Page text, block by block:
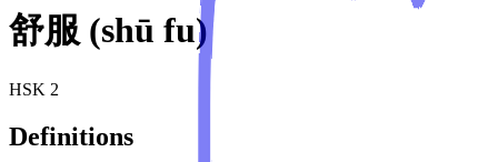
舒服 (shū fu)
HSK 2
Definitions